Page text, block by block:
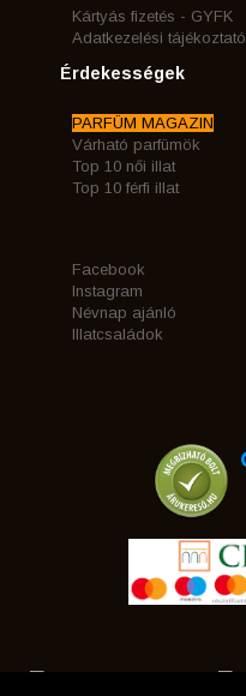
Kártyás fizetés - GYFK
Adatkezelési tájékoztató
Érdekességek
PARFÜM MAGAZIN
Várható parfümök
Top 10 női illat
Top 10 férfi illat
Facebook
Instagram
Névnap ajánló
Illatcsaládok